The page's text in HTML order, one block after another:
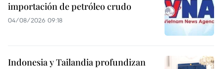
importación de petróleo crudo
04/08/2026 09:18
Indonesia y Tailandia profundizan